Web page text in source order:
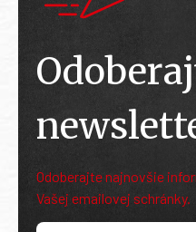
Odoberajte najnovšie
Vašej emailovej schránky.